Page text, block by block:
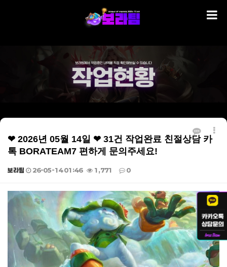
❤ 2026년 05월 14일 ❤ 31건 작업완료 친절상담 카
톡 BORATEAM7 편하게 문의주세요!
보라팀 26-05-14 01:46 1,771 0
본문